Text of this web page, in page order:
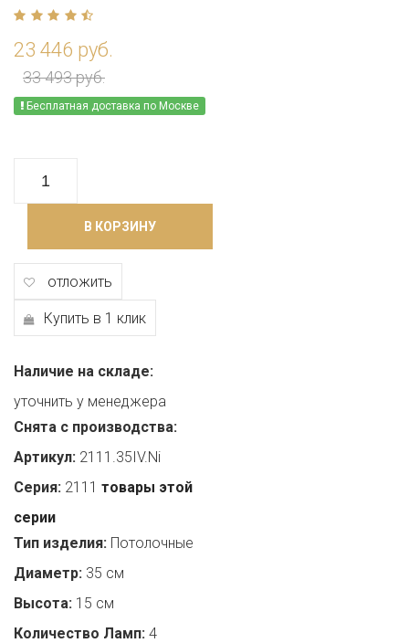
23 446 руб.
33 493 руб.
Бесплатная доставка по Москве
В КОРЗИНУ
отложить
Купить в 1 клик
Наличие на складе:
уточнить у менеджера
Снята с производства:
Артикул: 2111.35IV.Ni
Серия: 2111 товары этой
серии
Тип изделия: Потолочные
Диаметр: 35 см
Высота: 15 см
Количество Ламп: 4